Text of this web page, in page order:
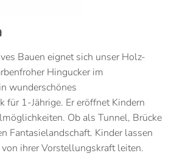
Bauen eignet sich unser Holz-
Hingucker im
wunderschönes
für 1-Jährige. Er eröffnet Kindern
Ob als Tunnel, Brücke
Fantasielandschaft. Kinder lassen
ihrer Vorstellungskraft leiten.